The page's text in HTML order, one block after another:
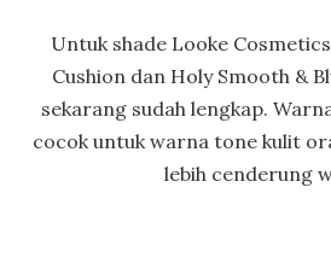
Untuk shade Looke
Cushion dan Holy Smooth &
sekarang sudah lengkap.
cocok untuk warna tone kulit
lebih cenderung